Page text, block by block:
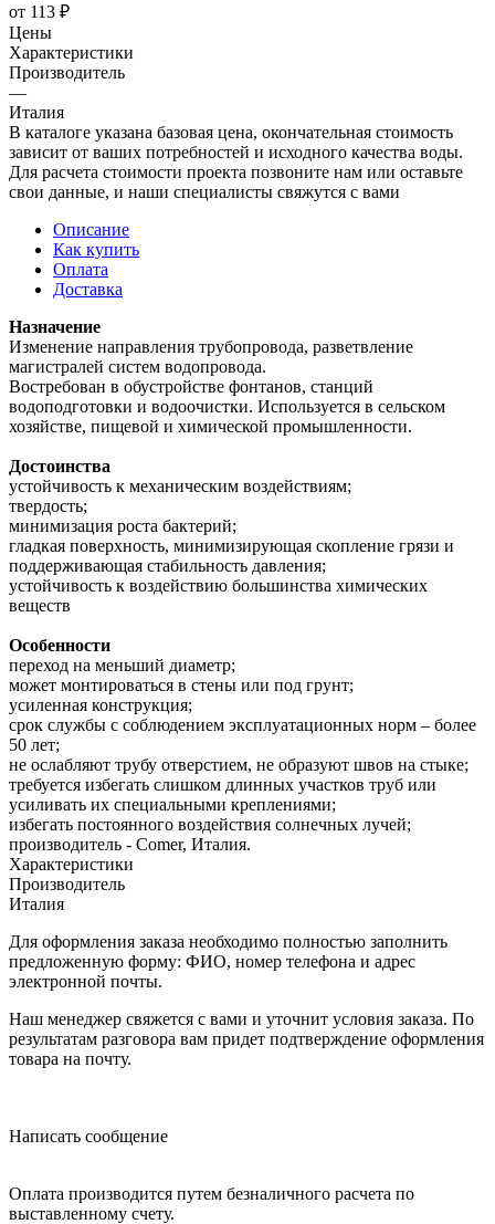
от 113 ₽
Цены
Характеристики
Производитель
—
Италия
В каталоге указана базовая цена, окончательная стоимость
зависит от ваших потребностей и исходного качества воды.
Для расчета стоимости проекта позвоните нам или оставьте
свои данные, и наши специалисты свяжутся с вами
Описание
Как купить
Оплата
Доставка
Назначение
Изменение направления трубопровода, разветвление
магистралей систем водопровода.
Востребован в обустройстве фонтанов, станций
водоподготовки и водоочистки. Используется в сельском
хозяйстве, пищевой и химической промышленности.
Достоинства
устойчивость к механическим воздействиям;
твердость;
минимизация роста бактерий;
гладкая поверхность, минимизирующая скопление грязи и
поддерживающая стабильность давления;
устойчивость к воздействию большинства химических
веществ
Особенности
переход на меньший диаметр;
может монтироваться в стены или под грунт;
усиленная конструкция;
срок службы с соблюдением эксплуатационных норм – более
50 лет;
не ослабляют трубу отверстием, не образуют швов на стыке;
требуется избегать слишком длинных участков труб или
усиливать их специальными креплениями;
избегать постоянного воздействия солнечных лучей;
производитель - Comer, Италия.
Характеристики
Производитель
Италия
Для оформления заказа необходимо полностью заполнить
предложенную форму: ФИО, номер телефона и адрес
электронной почты.
Наш менеджер свяжется с вами и уточнит условия заказа. По
результатам разговора вам придет подтверждение оформления
товара на почту.
Написать сообщение
Оплата производится путем безналичного расчета по
выставленному счету.